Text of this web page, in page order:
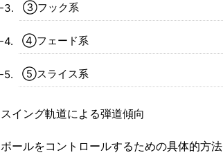
③フック系
④フェード系
⑤スライス系
スイング軌道による弾道傾向
ボールをコントロールするための具体的方法